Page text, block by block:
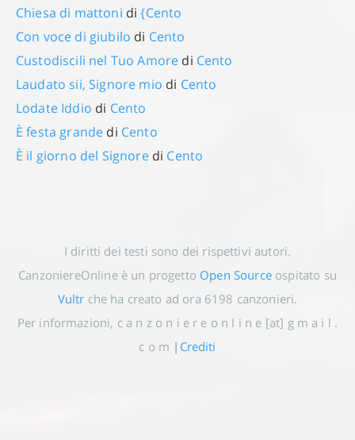
Chiesa di mattoni di{Cento
Con voce di giubilo di Cento
Custodiscili nel Tuo Amore di Cento
Laudato sii, Signore mio di Cento
Lodate Iddio di Cento
È festa grande di Cento
È il giorno del Signore di Cento
I diritti dei testi sono dei rispettivi autori.
CanzoniereOnline è un progetto Open Sourceospitato su
Vultr che ha creato ad ora 6198 canzonieri.
Per informazioni, c a n z o n i e r e o n l i n e [at] g m a i l .
c o m | Crediti